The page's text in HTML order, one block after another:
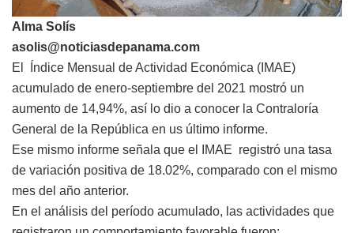
Alma Solís
asolis@noticiasdepanama.com
El Índice Mensual de Actividad Económica (IMAE)
acumulado de enero-septiembre del 2021 mostró un
aumento de 14,94%, así lo dio a conocer la Contraloría
General de la República en us último informe.
Ese mismo informe señala que el IMAE registró una tasa
de variación positiva de 18.02%, comparado con el mismo
mes del año anterior.
En el análisis del período acumulado, las actividades que